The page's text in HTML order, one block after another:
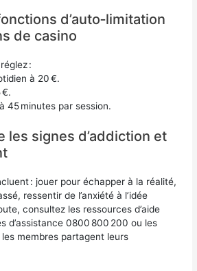
d’auto‑limitation
de casino
:
à 20 €.
€.
45 minutes par session.
les signes d’addiction et
: jouer pour échapper à la réalité,
ressentir de l’anxiété à l’idée
consultez les ressources d’aide
d’assistance 0800 800 200 ou les
membres partagent leurs